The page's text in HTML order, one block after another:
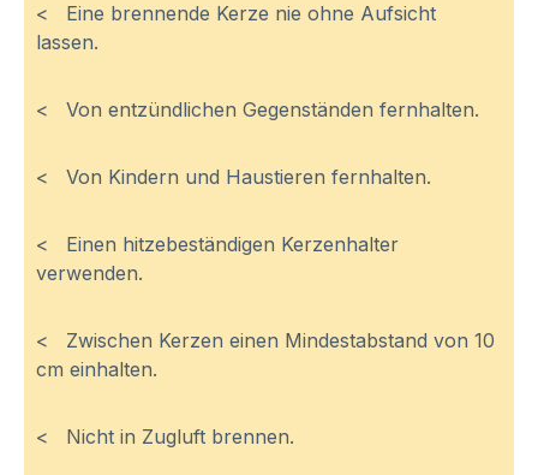
< Eine brennende Kerze nie ohne Aufsicht
lassen.
< Von entzündlichen Gegenständen fernhalten.
< Von Kindern und Haustieren fernhalten.
< Einen hitzebeständigen Kerzenhalter
verwenden.
< Zwischen Kerzen einen Mindestabstand von 10
cm einhalten.
< Nicht in Zugluft brennen.